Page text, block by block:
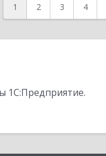
1 2 3 4
1С:Предприятие.